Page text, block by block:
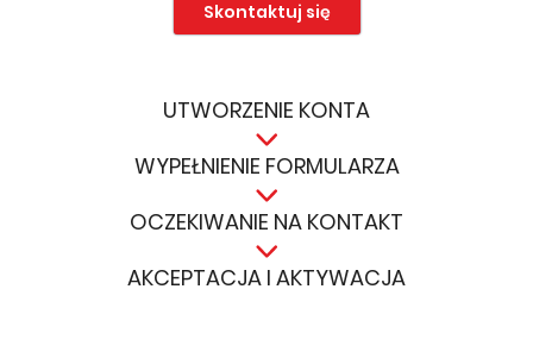
Skontaktuj się
UTWORZENIE KONTA
WYPEŁNIENIE FORMULARZA
OCZEKIWANIE NA KONTAKT
AKCEPTACJA I AKTYWACJA